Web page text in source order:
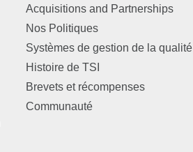
Acquisitions and Partnerships
Nos Politiques
Systèmes de gestion de la qualité
Histoire de TSI
Brevets et récompenses
Communauté